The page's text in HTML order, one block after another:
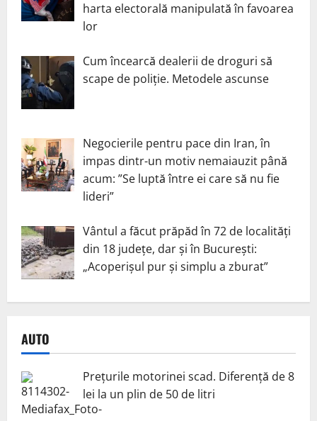
harta electorală manipulată în favoarea
lor
Cum încearcă dealerii de droguri să
scape de poliție. Metodele ascunse
Negocierile pentru pace din Iran, în
impas dintr-un motiv nemaiauzit până
acum: ”Se luptă între ei care să nu fie
lideri”
Vântul a făcut prăpăd în 72 de localități
din 18 județe, dar și în București:
„Acoperișul pur și simplu a zburat”
AUTO
Prețurile motorinei scad. Diferență de 8
lei la un plin de 50 de litri